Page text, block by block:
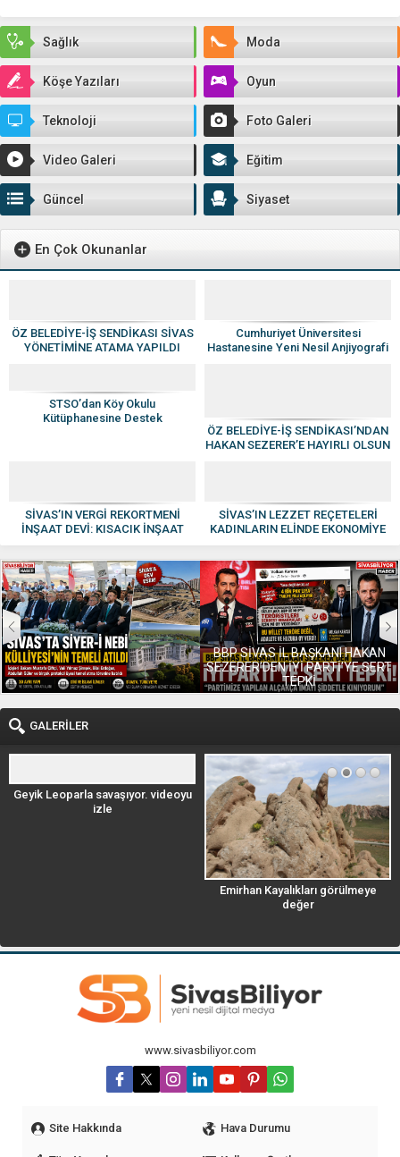
Sağlık Moda
Köşe Yazıları Oyun
Teknoloji Foto Galeri
Video Galeri Eğitim
Güncel Siyaset
En Çok Okunanlar
ÖZ BELEDİYE-İŞ SENDİKASI SİVAS
YÖNETİMİNE ATAMA YAPILDI
Cumhuriyet Üniversitesi
Hastanesine Yeni Nesil Anjiyografi
STSO’dan Köy Okulu
Kütüphanesine Destek
ÖZ BELEDİYE-İŞ SENDİKASI’NDAN
HAKAN SEZERER’E HAYIRLI OLSUN
SİVAS’IN VERGİ REKORTMENİ
İNŞAAT DEVİ: KISACIK İNŞAAT
GÜVEN VE KALİTENİN ADI OLDU
SİVAS’IN LEZZET REÇETELERİ
KADINLARIN ELİNDE EKONOMİYE
KAZANDIRILIYOR
BBP SİVAS İL BAŞKANI HAKAN
SEZERER’DEN İYİ PARTİ’YE SERT
TEPKİ
GALERİLER
Geyik Leoparla savaşıyor. videoyu
izle
Emirhan Kayalıkları görülmeye
değer
www.sivasbiliyor.com
Site Hakkında Hava Durumu